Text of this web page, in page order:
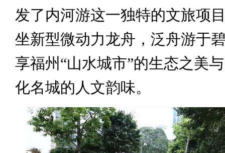
发了内河游这一独特的文旅项
坐新型微动力龙舟，泛舟游于
享福州“山水城市”的生态之美
化名城的人文韵味。